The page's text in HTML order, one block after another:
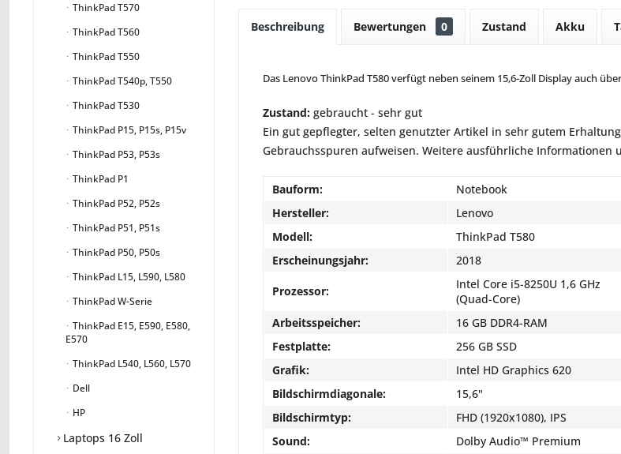
ThinkPad T570
ThinkPad T560
ThinkPad T550
ThinkPad T540p, T550
ThinkPad T530
ThinkPad P15, P15s, P15v
ThinkPad P53, P53s
ThinkPad P1
ThinkPad P52, P52s
ThinkPad P51, P51s
ThinkPad P50, P50s
ThinkPad L15, L590, L580
ThinkPad W-Serie
ThinkPad E15, E590, E580,
E570
ThinkPad L540, L560, L570
Dell
HP
Laptops 16 Zoll
Beschreibung Bewertungen 0 Zustand Akku
Das Lenovo ThinkPad T580 verfügt neben seinem 15,6-Zoll Display auch
Zustand: gebraucht - sehr gut
Ein gut gepflegter, selten genutzter Artikel in sehr gutem
Gebrauchsspuren aufweisen. Weitere ausführliche
Bauform:
Notebook
Hersteller:
Lenovo
Modell:
ThinkPad T580
Erscheinungsjahr:
2018
Prozessor:
Intel Core i5-8250U 1,6 GHz
(Quad-Core)
Arbeitsspeicher:
16 GB DDR4-RAM
Festplatte:
256 GB SSD
Grafik:
Intel HD Graphics 620
Bildschirmdiagonale:
15,6"
Bildschirmtyp:
FHD (1920x1080), IPS
Sound:
Dolby Audio™ Premium